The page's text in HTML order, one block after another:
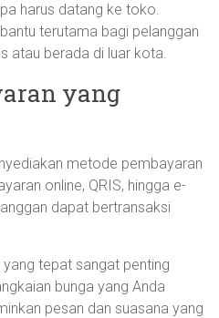
harus datang ke toko.
terutama bagi pelanggan
atau berada di luar kota.
yang
metode pembayaran
online, QRIS, hingga e-
dapat bertransaksi
yang tepat sangat penting
bunga yang Anda
pesan dan suasana yang